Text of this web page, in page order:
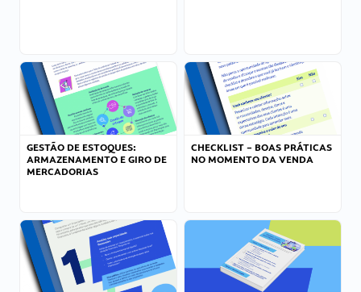
GESTÃO DE ESTOQUES:
ARMAZENAMENTO E GIRO DE
MERCADORIAS
CHECKLIST – BOAS PRÁTICAS
NO MOMENTO DA VENDA